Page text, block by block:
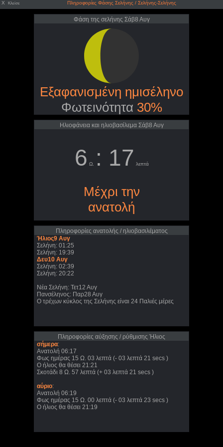
X Κλείσε Πληροφορίες Φάσης Σελήνης / Σελήνης-Σελήνης
Φάση της σελήνης Σάβ8 Αυγ
Εξαφανισμένη ημισέληνο
Φωτεινότητα 30%
Ηλιοφάνεια και ηλιοβασίλεμα Σάβ8 Αυγ
6 Ω. : 17 λεπτά
Μέχρι την
ανατολή
Πληροφορίες ανατολής / ηλιοβασιλέματος
Ήλιος9 Αυγ
Σελήνη: 01:25
Σελήνη: 19:39
Δευ10 Αυγ
Σελήνη: 02:39
Σελήνη: 20:22
Νέα Σελήνη: Τετ12 Αυγ
Πανσέληνος: Παρ28 Αυγ
Ο τρέχων κύκλος της Σελήνης είναι 24 Παλιές μέρες
Πληροφορίες αύξησης / ρύθμισης Ήλιος
σήμερα:
Ανατολή 06:17
Φως ημέρας 15 Ω. 03 λεπτά (- 03 λεπτά 21 secs )
Ο ήλιος θα θέσει 21:21
Σκοτάδι 8 Ω. 57 λεπτά (+ 03 λεπτά 21 secs )
αύριο:
Ανατολή 06:19
Φως ημέρας 15 Ω. 00 λεπτά (- 03 λεπτά 23 secs )
Ο ήλιος θα θέσει 21:19